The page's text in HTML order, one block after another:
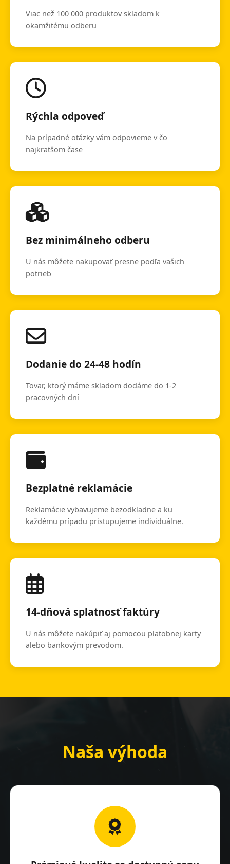
Viac než 100 000 produktov skladom k
okamžitému odberu
Rýchla odpoveď
Na prípadné otázky vám odpovieme v čo
najkratšom čase
Bez minimálneho odberu
U nás môžete nakupovať presne podľa vašich
potrieb
Dodanie do 24-48 hodín
Tovar, ktorý máme skladom dodáme do 1-2
pracovných dní
Bezplatné reklamácie
Reklamácie vybavujeme bezodkladne a ku
každému prípadu pristupujeme individuálne.
14-dňová splatnosť faktúry
U nás môžete nakúpiť aj pomocou platobnej karty
alebo bankovým prevodom.
Naša výhoda